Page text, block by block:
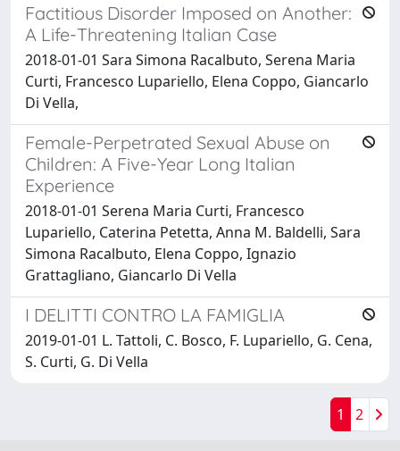
Factitious Disorder Imposed on Another:
A Life-Threatening Italian Case
2018-01-01 Sara Simona Racalbuto, Serena Maria
Curti, Francesco Lupariello, Elena Coppo, Giancarlo
Di Vella,
Female-Perpetrated Sexual Abuse on
Children: A Five-Year Long Italian
Experience
2018-01-01 Serena Maria Curti, Francesco
Lupariello, Caterina Petetta, Anna M. Baldelli, Sara
Simona Racalbuto, Elena Coppo, Ignazio
Grattagliano, Giancarlo Di Vella
I DELITTI CONTRO LA FAMIGLIA
2019-01-01 L. Tattoli, C. Bosco, F. Lupariello, G. Cena,
S. Curti, G. Di Vella
1 2